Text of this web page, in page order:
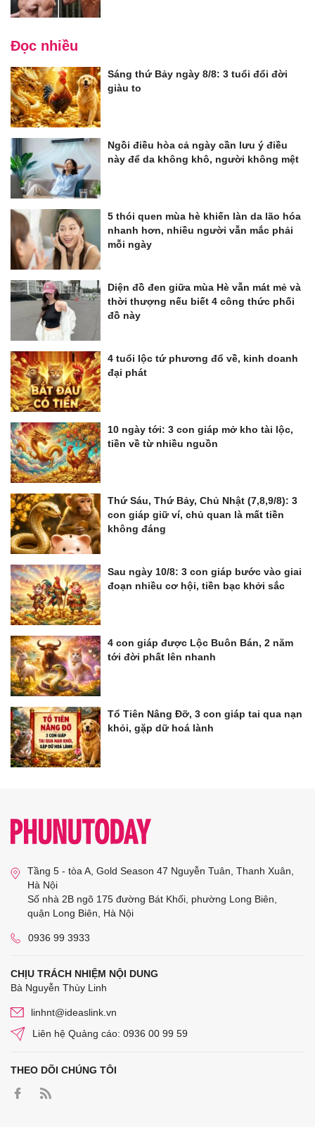
Đọc nhiều
Sáng thứ Bảy ngày 8/8: 3 tuổi đổi đời
giàu to
Ngồi điều hòa cả ngày cần lưu ý điều
này để da không khô, người không mệt
5 thói quen mùa hè khiến làn da lão hóa
nhanh hơn, nhiều người vẫn mắc phải
mỗi ngày
Diện đồ đen giữa mùa Hè vẫn mát mẻ và
thời thượng nếu biết 4 công thức phối
đồ này
4 tuổi lộc tứ phương đổ về, kinh doanh
đại phát
10 ngày tới: 3 con giáp mở kho tài lộc,
tiền về từ nhiều nguồn
Thứ Sáu, Thứ Bảy, Chủ Nhật (7,8,9/8): 3
con giáp giữ ví, chủ quan là mất tiền
không đáng
Sau ngày 10/8: 3 con giáp bước vào giai
đoạn nhiều cơ hội, tiền bạc khởi sắc
4 con giáp được Lộc Buôn Bán, 2 năm
tới đời phất lên nhanh
Tổ Tiên Nâng Đỡ, 3 con giáp tai qua nạn
khỏi, gặp dữ hoá lành
Tầng 5 - tòa A, Gold Season 47 Nguyễn Tuân, Thanh Xuân,
Hà Nội
Số nhà 2B ngõ 175 đường Bát Khối, phường Long Biên,
quận Long Biên, Hà Nội
0936 99 3933
CHỊU TRÁCH NHIỆM NỘI DUNG
Bà Nguyễn Thùy Linh
linhnt@ideaslink.vn
Liên hệ Quảng cáo: 0936 00 99 59
THEO DÕI CHÚNG TÔI